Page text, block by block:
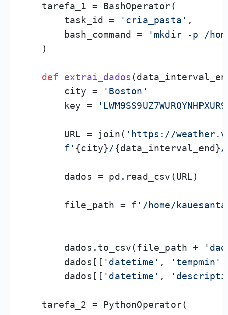
    tarefa_1 = BashOperator(
        task_id =
'cria_pasta' ,
        bash_command =
'mkdir -p /
    )
def extrai_dados (
        city =
'Boston'
        key =
        URL = join(
'https://
f' {city}/{data_interval_end}/
        dados = pd.read_csv(URL)
        file_path =
f'/home/
        dados.to_csv(file_path +
        dados[[
'datetime' , 'tempmin'
        dados[[
'datetime' ,
    tarefa_2 = PythonOperator(